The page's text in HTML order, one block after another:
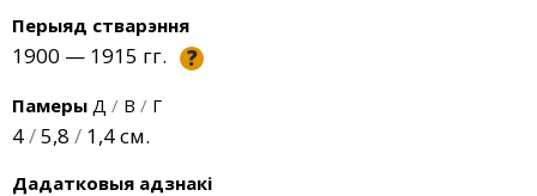
Перыяд стварэння
1900 — 1915 гг. ?
Памеры Д / В / Г
4/5,8 / 1,4 см.
Дадатковыя адзнакі